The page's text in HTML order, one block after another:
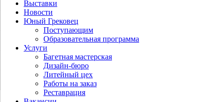
Выставки
Новости
Юный Грековец
Поступающим
Образовательная программа
Услуги
Багетная мастерская
Дизайн-бюро
Литейный цех
Работы на заказ
Реставрация